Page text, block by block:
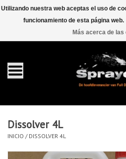
galón 4 liter
Spray 400ml
Completa dip sets
Dissolver 4L
INICIO / DISSOLVER 4L
Utilizando nuestra web aceptas el uso de
funcionamiento de esta página web.
Más acerca de las